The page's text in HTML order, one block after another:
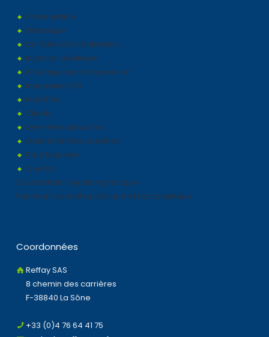
Présentation
Historique
De l'idée à la réalisation
Injection plastique
Moulage par compression
Impression 3D
Marchés
Clients
Dernières actualités
Galerie photos & vidéos
Parc Machine
Qualité
Sous traitant injection plastique
Fabricant de boite plastique et bac plastique
Coordonnées
Reffay SAS
8 chemin des carrières
F-38840 La Sône
+33 (0)4 76 64 41 75